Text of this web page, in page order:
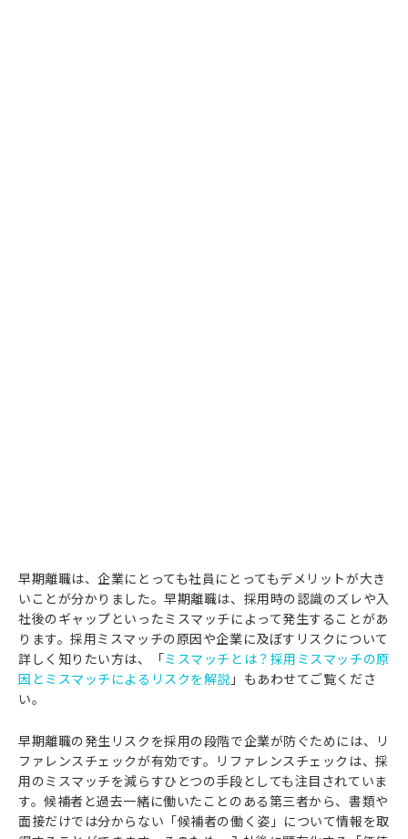
早期離職は、企業にとっても社員にとってもデメリットが大き
いことが分かりました。早期離職は、採用時の認識のズレや入
社後のギャップといったミスマッチによって発生することがあ
ります。採用ミスマッチの原因や企業に及ぼすリスクについて
詳しく知りたい方は、「ミスマッチとは？採用ミスマッチの原
因とミスマッチによるリスクを解説 」もあわせてご覧くださ
い。
早期離職の発生リスクを採用の段階で企業が防ぐためには、リ
ファレンスチェックが有効です。リファレンスチェックは、採
用のミスマッチを減らすひとつの手段としても注目されていま
す。候補者と過去一緒に働いたことのある第三者から、書類や
面接だけでは分からない「候補者の働く姿」について情報を取